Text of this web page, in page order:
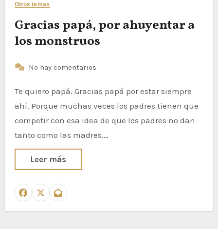
Otros temas
Gracias papá, por ahuyentar a
los monstruos
No hay comentarios
Te quiero papá. Gracias papá por estar siempre
ahí. Porque muchas veces los padres tienen que
competir con esa idea de que los padres no dan
tanto como las madres.…
Leer más